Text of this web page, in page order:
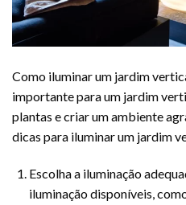
Como iluminar um jardim
importante para um jardim
plantas e criar um ambiente
dicas para iluminar um jardim
Escolha a iluminação
iluminação disponíveis,